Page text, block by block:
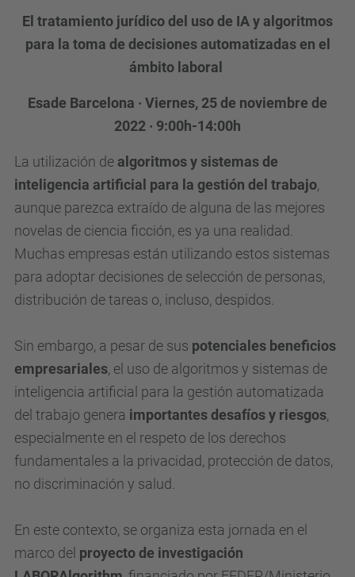
e
d
u
/
c
a
/
c
t
u
a
l
i
t
t
/
e
El tratamiento jurídico del uso de IA y algoritmos
para la toma de decisiones automatizadas en el
ámbito laboral
Esade Barcelona · Viernes, 25 de noviembre de
2022 · 9:00h-14:00h
La utilización de algoritmos y sistemas de
inteligencia artificial para la gestión del trabajo,
aunque parezca extraído de alguna de las mejores
novelas de ciencia ficción, es ya una realidad.
Muchas empresas están utilizando estos sistemas
para adoptar decisiones de selección de personas,
distribución de tareas o, incluso, despidos.
Sin embargo, a pesar de sus potenciales beneficios
empresariales, el uso de algoritmos y sistemas de
inteligencia artificial para la gestión automatizada
del trabajo genera importantes desafíos y riesgos,
especialmente en el respeto de los derechos
fundamentales a la privacidad, protección de datos,
no discriminación y salud.
En este contexto, se organiza esta jornada en el
marco del proyecto de investigación